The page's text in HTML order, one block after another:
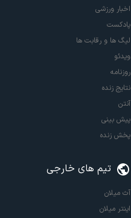
اخبار ورزشی
پادکست
لیگ ها و رقابت ها
ویدئو
روزنامه
نتایج زنده
آنتن
پیش بینی
پخش زنده
تیم های خارجی
آث میلان
اینتر میلان